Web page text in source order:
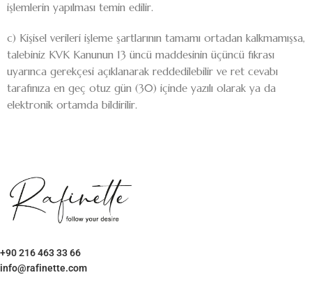
işlemlerin yapılması temin edilir.
c) Kişisel verileri işleme şartlarının tamamı ortadan kalkmamışsa,
talebiniz KVK Kanunun 13 üncü maddesinin üçüncü fıkrası
uyarınca gerekçesi açıklanarak reddedilebilir ve ret cevabı
tarafınıza en geç otuz gün (30) içinde yazılı olarak ya da
elektronik ortamda bildirilir.
+90 216 463 33 66
info@rafinette.com